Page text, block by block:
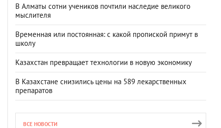
В Алматы сотни учеников почтили наследие великого
мыслителя
Временная или постоянная: с какой пропиской примут в
школу
Казахстан превращает технологии в новую экономику
В Казахстане снизились цены на 589 лекарственных
препаратов
ВСЕ НОВОСТИ